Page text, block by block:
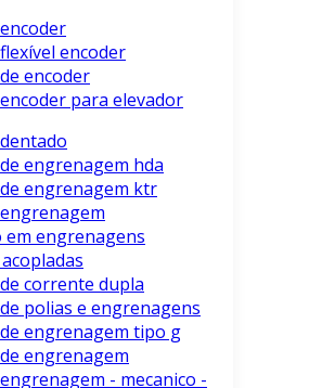
encoder
encoder
para elevador
engrenagem hda
engrenagem ktr
engrenagens
corrente dupla
polias e engrenagens
engrenagem tipo g
engrenagem
- mecanico -